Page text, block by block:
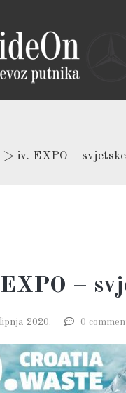
> iv. EXPO –
–
2020. 0